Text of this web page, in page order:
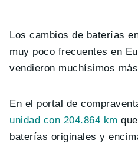
Los cambios de baterías
muy poco frecuentes en
vendieron muchísimos
En el portal de
unidad con 204.864 km
baterías originales y